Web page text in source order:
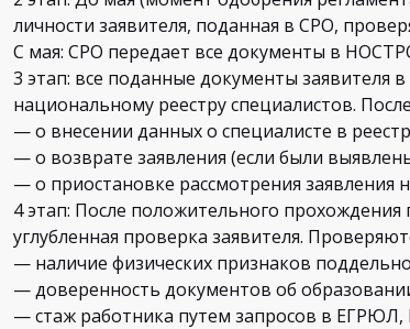
личности заявителя, поданная в СРО,
С мая: СРО передает все документы в
3 этап: все поданные документы заявителя
национальному реестру специалистов.
— о внесении данных о специалисте в
— о возврате заявления (если были
— о приостановке рассмотрения заявления
4 этап: После положительного
углубленная проверка заявителя.
— наличие физических признаков
— доверенность документов об
— стаж работника путем запросов в